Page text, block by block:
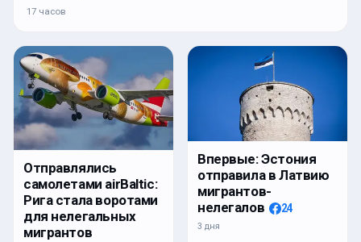
17 часов
Отправлялись
самолетами airBaltic:
Рига стала воротами
для нелегальных
мигрантов
Впервые: Эстония
отправила в Латвию
мигрантов-
нелегалов
24
3 дня